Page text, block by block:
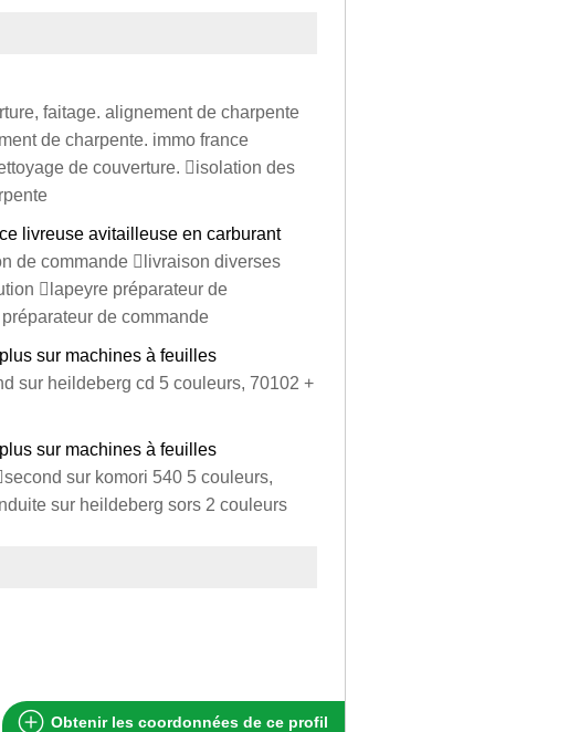
faitage. alignement de charpente
de charpente. immo france
de couverture. isolation des
livreuse avitailleuse en carburant
de commande livraison diverses
lapeyre préparateur de
de commande
sur machines à feuilles
sur heildeberg cd 5 couleurs, 70102 +
sur machines à feuilles
sur komori 540 5 couleurs,
sur heildeberg sors 2 couleurs
Obtenir les coordonnées de ce profil